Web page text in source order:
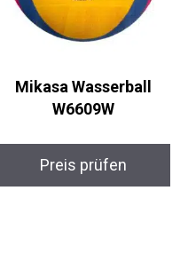
Mikasa Wasserball
W6609W
Preis prüfen